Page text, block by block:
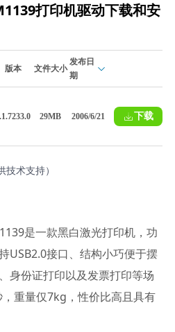
打印机驱动下载和安
版本 文件大小
发布日
期
29MB 2006/6/21 下载
技术支持）
是一款黑白激光打印机，功
USB2.0接口、结构小巧便于摆
身份证打印以及发票打印等场
重量仅7kg，性价比高且具有